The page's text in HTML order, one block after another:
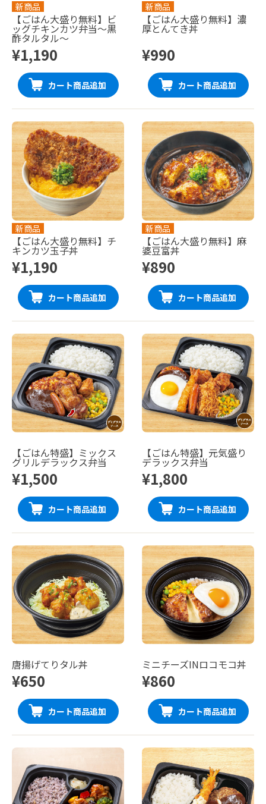
新商品
【ごはん大盛り無料】ビ
ッグチキンカツ弁当〜黒
酢タルタル〜
¥1,190
カート商品追加
新商品
【ごはん大盛り無料】濃
厚とんてき丼
¥990
カート商品追加
新商品
【ごはん大盛り無料】チ
キンカツ玉子丼
¥1,190
カート商品追加
新商品
【ごはん大盛り無料】麻
婆豆富丼
¥890
カート商品追加
【ごはん特盛】ミックス
グリルデラックス弁当
¥1,500
カート商品追加
【ごはん特盛】元気盛り
デラックス弁当
¥1,800
カート商品追加
唐揚げてりタル丼
¥650
カート商品追加
ミニチーズINロコモコ丼
¥860
カート商品追加